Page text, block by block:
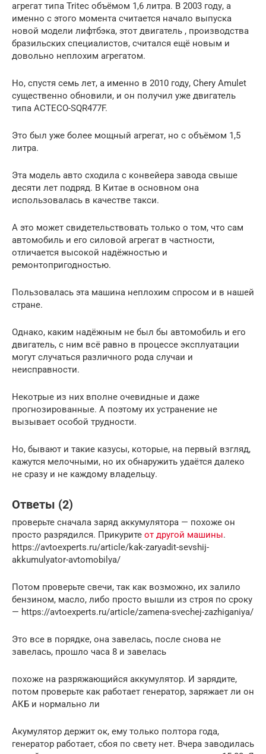
агрегат типа Tritec объёмом 1,6 литра. В 2003 году, а
именно с этого момента считается начало выпуска
новой модели лифтбэка, этот двигатель , производства
бразильских специалистов, считался ещё новым и
довольно неплохим агрегатом.
Но, спустя семь лет, а именно в 2010 году, Chery Amulet
существенно обновили, и он получил уже двигатель
типа ACTECO-SQR477F.
Это был уже более мощный агрегат, но с объёмом 1,5
литра.
Эта модель авто сходила с конвейера завода свыше
десяти лет подряд. В Китае в основном она
использовалась в качестве такси.
А это может свидетельствовать только о том, что сам
автомобиль и его силовой агрегат в частности,
отличается высокой надёжностью и
ремонтопригодностью.
Пользовалась эта машина неплохим спросом и в нашей
стране.
Однако, каким надёжным не был бы автомобиль и его
двигатель, с ним всё равно в процессе эксплуатации
могут случаться различного рода случаи и
неисправности.
Некотрые из них вполне очевидные и даже
прогнозированные. А поэтому их устранение не
вызывает особой трудности.
Но, бывают и такие казусы, которые, на первый взгляд,
кажутся мелочными, но их обнаружить удаётся далеко
не сразу и не каждому владельцу.
Ответы (2)
проверьте сначала заряд аккумулятора — похоже он
просто разрядился. Прикурите от другой машины.
https://avtoexperts.ru/article/kak-zaryadit-sevshij-
akkumulyator-avtomobilya/
Потом проверьте свечи, так как возможно, их залило
бензином, масло, либо просто вышли из строя по сроку
— https://avtoexperts.ru/article/zamena-svechej-zazhiganiya/
Это все в порядке, она завелась, после снова не
завелась, прошло часа 8 и завелась
похоже на разряжающийся аккумулятор. И зарядите,
потом проверьте как работает генератор, заряжает ли он
АКБ и нормально ли
Акумулятор держит ок, ему только полтора года,
генератор работает, сбоя по свету нет. Вчера заводилась